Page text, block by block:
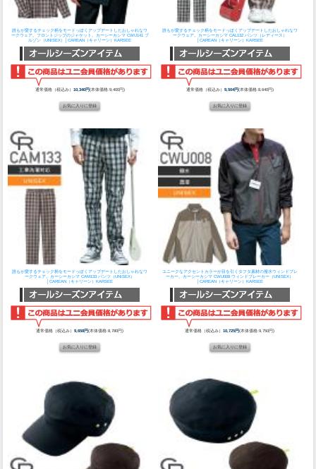
誰もが愛するチェック柄をモードっぽくアップデートしたおしゃれなワ
ークウェア。フロントジップのジャケット。
カーシーカシマ CWU141 ブ
ルゾン（UNISEX）│CAREAN（キャリーン）KARSEE
通常価格（税込み） 10,340円(本体価格:9,400円)
誰もが愛するチェック柄をモードっぽくアップデートしたおしゃれなワ
ークウェア。
カーシーカシマ CAL132 パンツ（レディース）
│CAREAN（キャリーン）KARSEE
通常価格（税込み） 9,504円(本体価格:8,640円)
誰もが愛するチェック柄をモードっぽくアップデートしたおしゃれなワ
ークウェア。
カーシーカシマ CAM133 パンツ（UNISEX）
│CAREAN（キャリーン）KARSEE
通常価格（税込み）9,658円(本体価格:8,780円)
ユニークなアクセントカラーが目を引くタフタ素材の撥水ウィンドブレ
ーカー。 カーシーカシマ CWU008 ウィンドブレーカー（UNISEX）
│CAREAN（キャリーン）KARSEE
通常価格（税込み）10,725円(本体価格:9,750円)